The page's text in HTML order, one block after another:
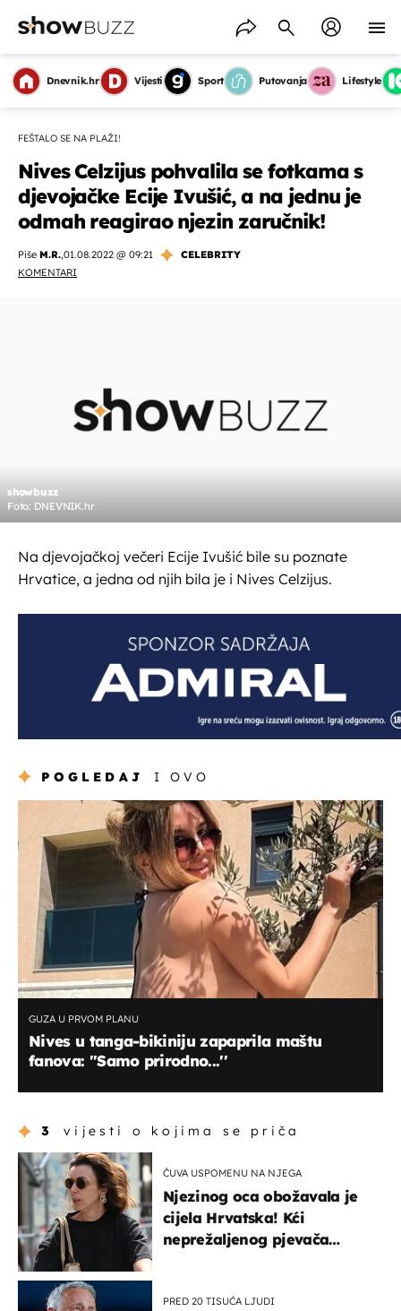
Dnevnik.hr Vijesti Sport Putovanja Lifestyle
FEŠTALO SE NA PLAŽI!
Nives Celzijus pohvalila se fotkama s
djevojačke Ecije Ivušić, a na jednu je
odmah reagirao njezin zaručnik!
Piše M.R.,01.08.2022 @ 09:21
CELEBRITY
KOMENTARI
showbuzz
Foto: DNEVNIK.hr
Na djevojačkoj večeri Ecije Ivušić bile su poznate
Hrvatice, a jedna od njih bila je i Nives Celzijus.
POGLEDAJ I OVO
GUZA U PRVOM PLANU
Nives u tanga-bikiniju zapaprila maštu
fanova: ''Samo prirodno...''
3 vijesti o kojima se priča
ČUVA USPOMENU NA NJEGA
Njezinog oca obožavala je
cijela Hrvatska! Kći
neprežaljenog pjevača
PRED 20 TISUĆA LJUDI